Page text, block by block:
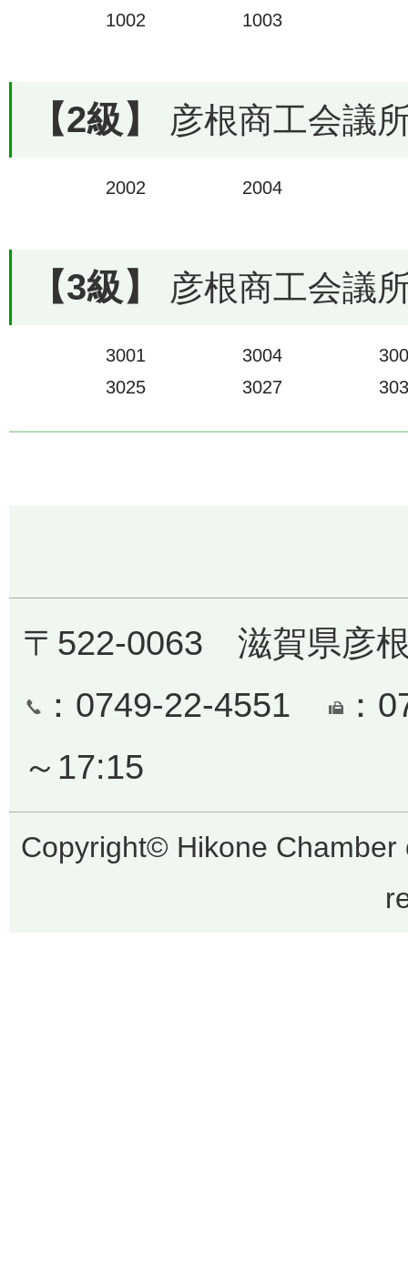
1002 1003
【2級】 彦根商工会議
2002 2004
【3級】 彦根商工会議
3001 3004
3025
3027
〒522-0063 滋賀県彦
：0749-22-4551
：
～17:15
Copyright© Hikone